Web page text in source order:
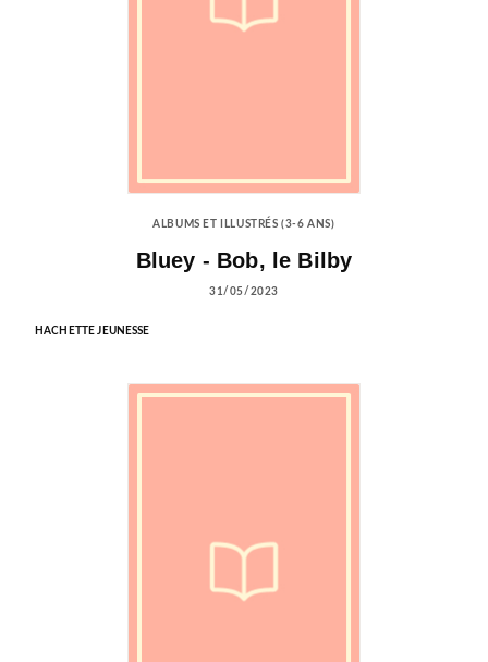
ALBUMS ET ILLUSTRÉS (3-6 ANS)
Bluey - Bob, le Bilby
31/05/2023
HACHETTE JEUNESSE